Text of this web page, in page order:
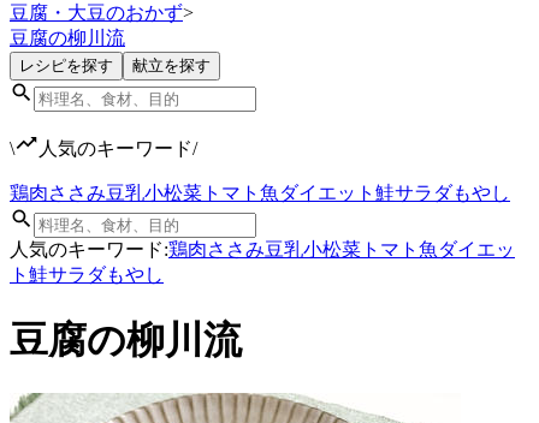
豆腐・大豆のおかず>
豆腐の柳川流
レシピを探す 献立を探す
\ 人気のキーワード/
鶏肉ささみ豆乳小松菜 トマト 魚ダイエット 鮭サラダもやし
人気のキーワード:鶏肉ささみ豆乳小松菜 トマト 魚ダイエッ
ト 鮭サラダもやし
豆腐の柳川流